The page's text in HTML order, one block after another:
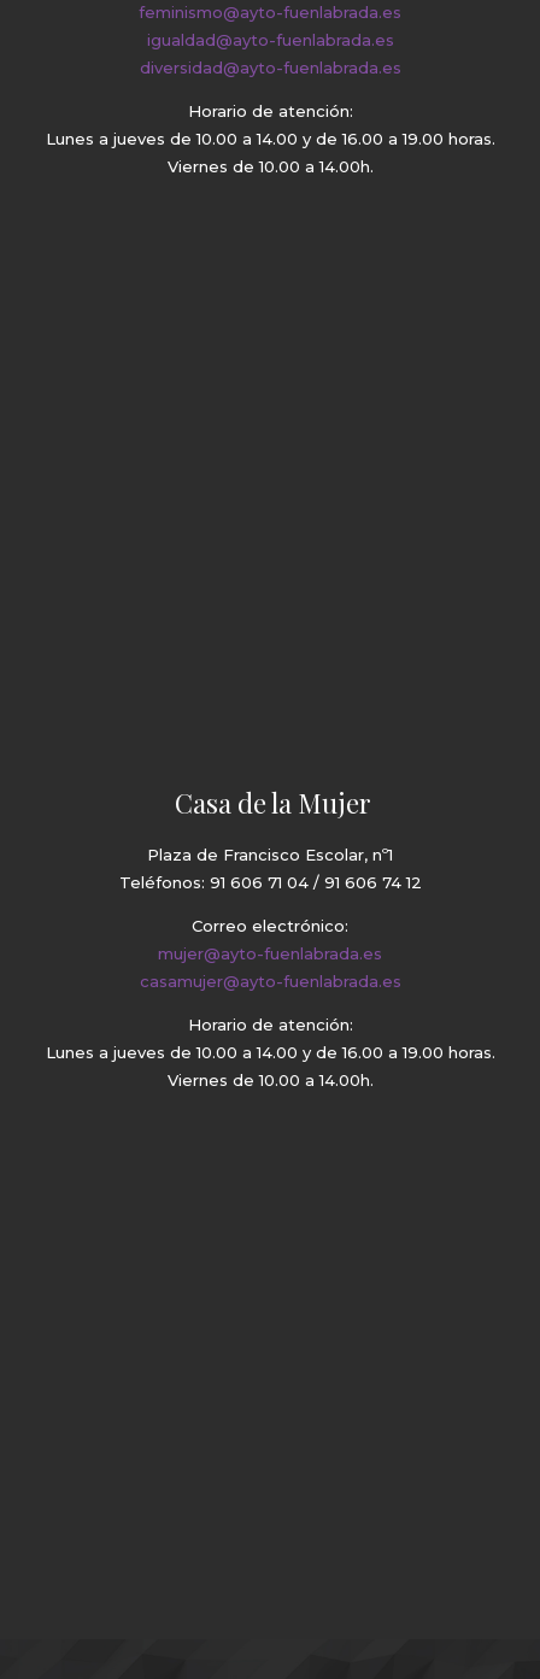
feminismo@ayto-fuenlabrada.es
igualdad@ayto-fuenlabrada.es
diversidad@ayto-fuenlabrada.es
Horario de atención:
Lunes a jueves de 10.00 a 14.00 y de 16.00 a 19.00 horas.
Viernes de 10.00 a 14.00h.
Casa de la Mujer
Plaza de Francisco Escolar, nº1
Teléfonos: 91 606 71 04 / 91 606 74 12
Correo electrónico:
mujer@ayto-fuenlabrada.es
casamujer@ayto-fuenlabrada.es
Horario de atención:
Lunes a jueves de 10.00 a 14.00 y de 16.00 a 19.00 horas.
Viernes de 10.00 a 14.00h.